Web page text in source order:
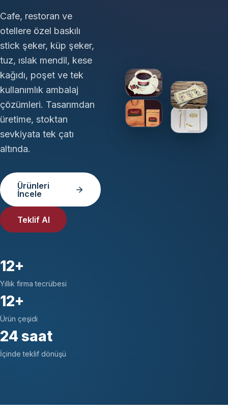
Cafe, restoran ve
otellere özel baskılı
stick şeker, küp şeker,
tuz, ıslak mendil, kese
kağıdı, poşet ve tek
kullanımlık ambalaj
çözümleri. Tasarımdan
üretime, stoktan
sevkiyata tek çatı
altında.
Ürünleri
İncele
Teklif Al
12+
Yıllık firma tecrübesi
12+
Ürün çeşidi
24 saat
İçinde teklif dönüşü